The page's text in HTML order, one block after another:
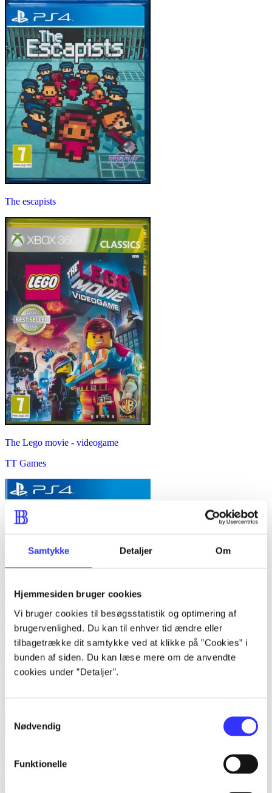
Samtykke Detaljer Om
Hjemmesiden bruger cookies
Vi bruger cookies til besøgsstatistik og optimering af
brugervenlighed. Du kan til enhver tid ændre eller
tilbagetrække dit samtykke ved at klikke på ”Cookies” i
bunden af siden. Du kan læse mere om de anvendte
cookies under ”Detaljer”.
Nødvendig
Funktionelle
The escapists
The Lego movie - videogame
TT Games
Trash sailors
tinyBuild